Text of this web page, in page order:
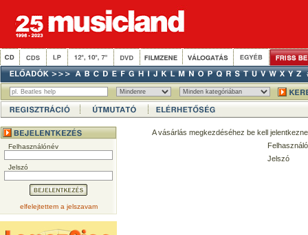
Felhasználónév
Jelszó
elfelejtettem a jelszavam
A vásárlás megkezdéséhez be kell
Jelszó